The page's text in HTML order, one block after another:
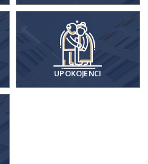
UPOKOJENCI